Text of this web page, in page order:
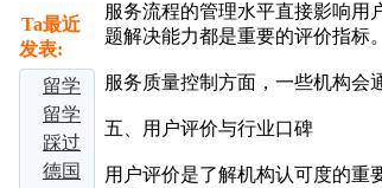
Ta最近
发表:
留学
大局
定
了：
留学
择校
别瞎
踩过
3 家
德国
服务流程的管理水平直接影响用
题解决能力都是重要的评价指标。
服务质量控制方面，一些机构会
五、用户评价与行业口碑
用户评价是了解机构认可度的重